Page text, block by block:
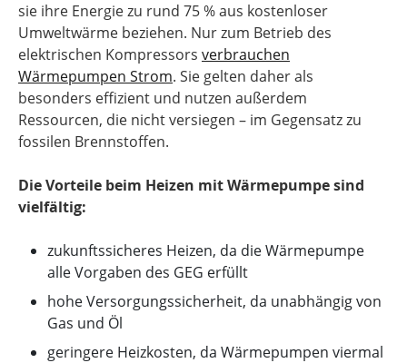
sie ihre Energie zu rund 75 % aus kostenloser
Umweltwärme beziehen. Nur zum Betrieb des
elektrischen Kompressors verbrauchen
Wärmepumpen Strom. Sie gelten daher als
besonders effizient und nutzen außerdem
Ressourcen, die nicht versiegen – im Gegensatz zu
fossilen Brennstoffen.
Die Vorteile beim Heizen mit Wärmepumpe sind
vielfältig:
zukunftssicheres Heizen, da die Wärmepumpe
alle Vorgaben des GEG erfüllt
hohe Versorgungssicherheit, da unabhängig von
Gas und Öl
geringere Heizkosten, da Wärmepumpen viermal